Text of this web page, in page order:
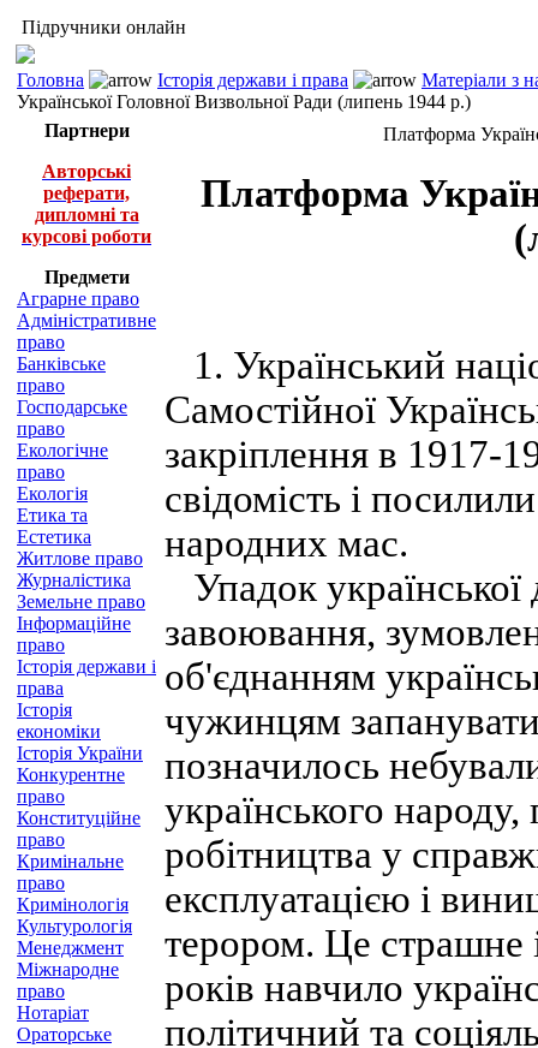
Підручники онлайн
Головна Історія держави і права
Матеріали з
Української Головної Визвольної Ради (липень 1944 р.)
Партнери
Авторські
реферати,
дипломні та
курсові роботи
Предмети
Аграрне право
Адміністративне
право
Банківське
право
Господарське
право
Екологічне
право
Екологія
Етика та
Естетика
Житлове право
Журналістика
Земельне право
Інформаційне
право
Історія держави і
права
Історія
економіки
Історія України
Конкурентне
право
Конституційне
право
Кримінальне
право
Кримінологія
Культурологія
Менеджмент
Міжнародне
право
Нотаріат
Ораторське
Платформа
Платформа
1. Український
Самостійної
закріплення в 1917-
свідомість і
народних мас.
Упадок
завоювання,
об'єднанням
чужинцям
позначилось
українського
робітництва у
експлуатацією і
терором. Це страшне
років навчило
політичний та